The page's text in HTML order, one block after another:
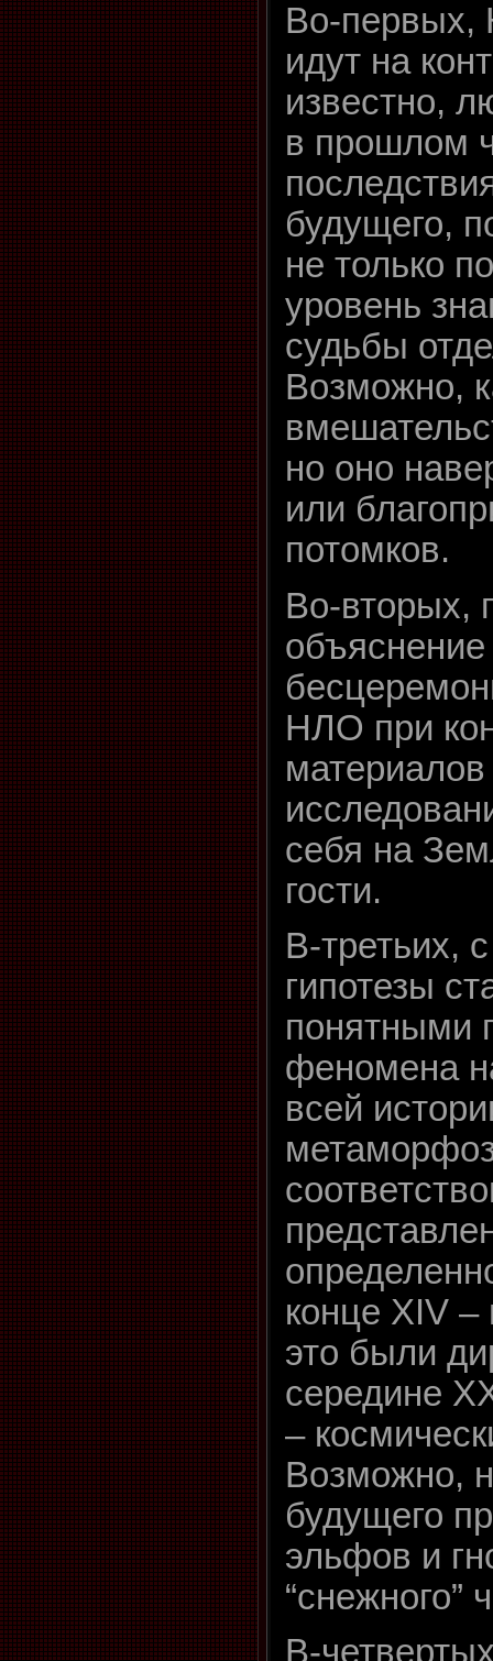
Во-первых,
идут на
известно,
в прошлом
будущего,
не только
уровень
судьбы
Возможно,
но оно
или
потомков.
Во-вторых,
объяснение
НЛО при
себя на
гости.
В-третьих,
гипотезы
понятными
феномена
всей
конце XIV –
это были
середине
–
Возможно,
будущего
эльфов и
“снежного”
В-